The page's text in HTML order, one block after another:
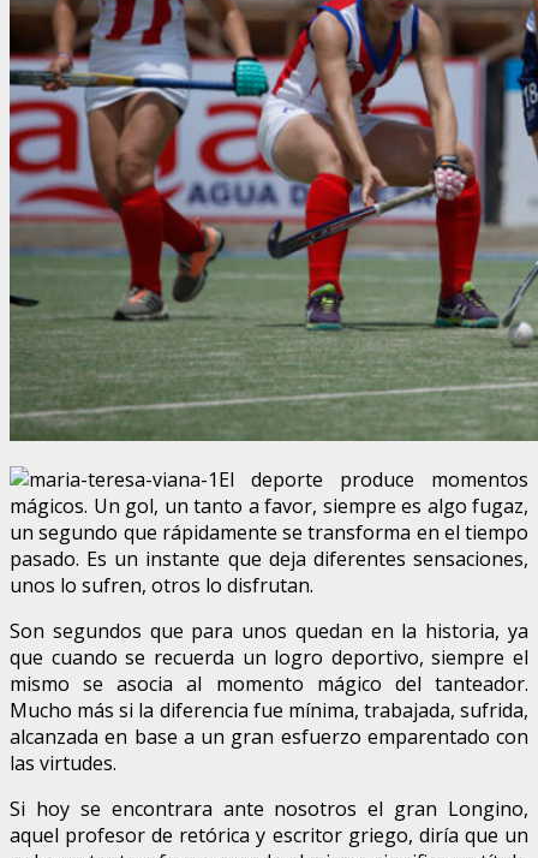
El deporte produce momentos
mágicos. Un gol, un tanto a favor, siempre es algo fugaz,
un segundo que rápidamente se transforma en el tiempo
pasado. Es un instante que deja diferentes sensaciones,
unos lo sufren, otros lo disfrutan.
Son segundos que para unos quedan en la historia, ya
que cuando se recuerda un logro deportivo, siempre el
mismo se asocia al momento mágico del tanteador.
Mucho más si la diferencia fue mínima, trabajada, sufrida,
alcanzada en base a un gran esfuerzo emparentado con
las virtudes.
Si hoy se encontrara ante nosotros el gran Longino,
aquel profesor de retórica y escritor griego, diría que un